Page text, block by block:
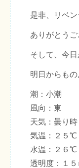
是非、リベ
ありがとう
そして、今
明日からも
潮：小潮
風向：東
天気：曇り
気温：２５℃
水温：２６℃
透明度：１